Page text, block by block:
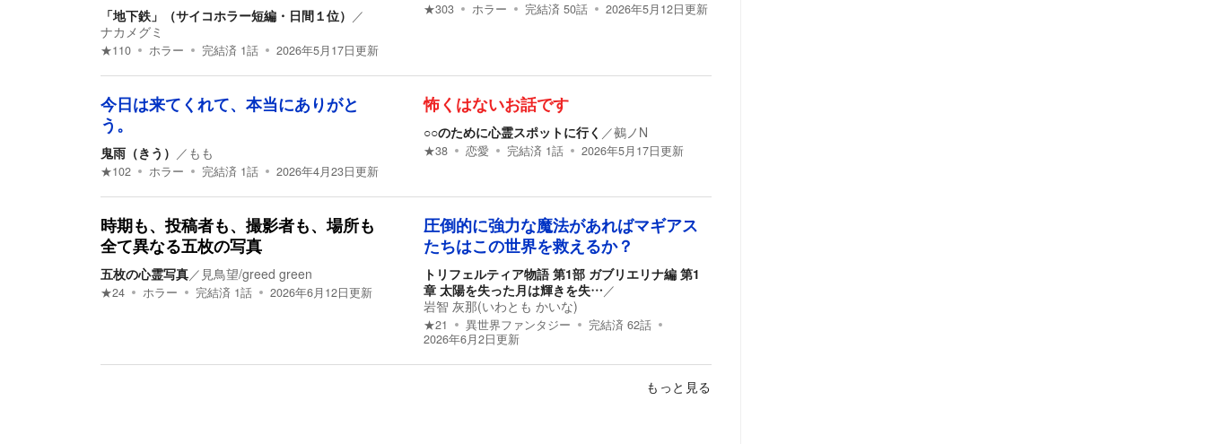
「地下鉄」（サイコホラー短編・日間１位） ／
ナカメグミ
★110 ホラー 完結済 1話 2026年5月17日更新
★303 ホラー 完結済 50話 2026年5月12日更新
今日は来てくれて、本当にありがと
う。
鬼雨（きう） ／ もも
★102 ホラー 完結済 1話 2026年4月23日更新
怖くはないお話です
○○のために心霊スポットに行く ／鵺ノN
★38 恋愛 完結済 1話 2026年5月17日更新
時期も、投稿者も、撮影者も、場所も
全て異なる五枚の写真
五枚の心霊写真／ 見鳥望/greed green
★24 ホラー 完結済 1話 2026年6月12日更新
圧倒的に強力な魔法があればマギアス
たちはこの世界を救えるか？
トリフェルティア物語 第1部 ガブリエリナ編 第1
章 太陽を失った月は輝きを失…／
岩智 灰那(いわとも かいな)
★21 異世界ファンタジー 完結済 62話
2026年6月2日更新
もっと見る